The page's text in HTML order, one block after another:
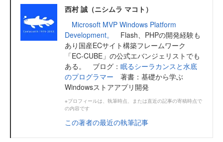
西村 誠（ニシムラ マコト）
Microsoft MVP Windows Platform
Development。
Flash、PHPの開発経験も
あり国産ECサイト構築フレームワーク
「EC-CUBE」の公式エバンジェリストでも
ある。 ブログ： 眠るシーラカンスと水底
のプログラマー 著書：基礎から学ぶ
Windowsストアアプリ開発
※プロフィールは、執筆時点、または直近の記事の寄稿時点で
の内容です
この著者の最近の執筆記事